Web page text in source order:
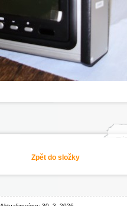
Zpět do složky